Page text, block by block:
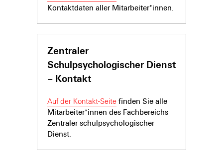
Kontaktdaten aller Mitarbeiter*innen.
Zentraler
Schulpsychologischer Dienst
– Kontakt
Auf der Kontakt-Seite finden Sie alle
Mitarbeiter*innen des Fachbereichs
Zentraler schulpsychologischer
Dienst.